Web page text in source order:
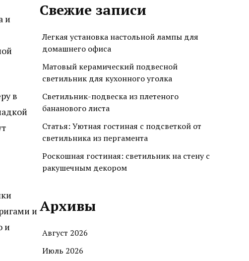
и
в
и
и
Свежие записи
Легкая установка настольной лампы для
домашнего офиса
Матовый керамический подвесной
светильник для кухонного уголка
Светильник-подвеска из плетеного
бананового листа
Статья: Уютная гостиная с подсветкой от
светильника из пергамента
Роскошная гостиная: светильник на стену с
ракушечным декором
Архивы
Август 2026
Июль 2026